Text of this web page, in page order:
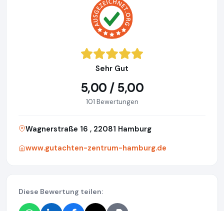
Sehr Gut
5,00 / 5,00
101 Bewertungen
Wagnerstraße 16 , 22081 Hamburg
www.gutachten-zentrum-hamburg.de
Diese Bewertung teilen: